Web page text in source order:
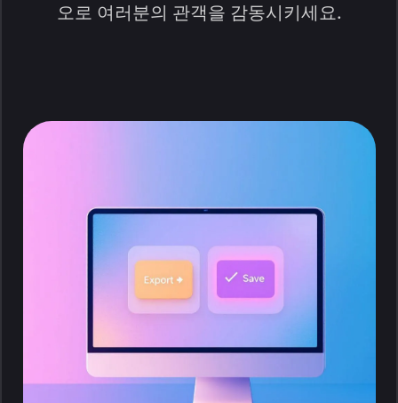
오로 여러분의 관객을 감동시키세요.